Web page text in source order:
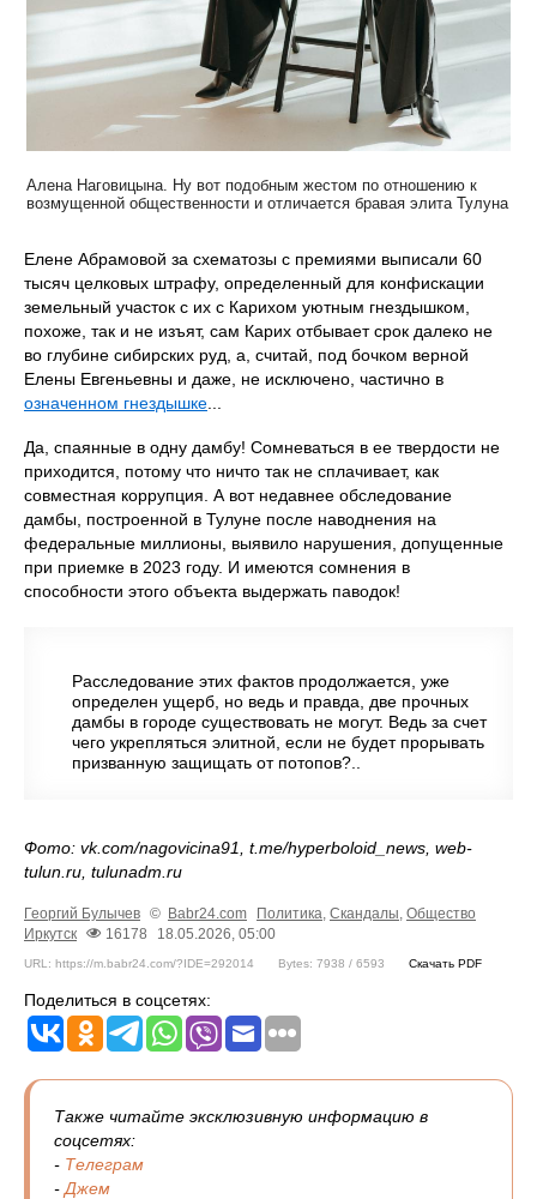
Алена Наговицына. Ну вот подобным жестом по отношению к
возмущенной общественности и отличается бравая элита Тулуна
Елене Абрамовой за схематозы с премиями выписали 60
тысяч целковых штрафу, определенный для конфискации
земельный участок с их с Карихом уютным гнездышком,
похоже, так и не изъят, сам Карих отбывает срок далеко не
во глубине сибирских руд, а, считай, под бочком верной
Елены Евгеньевны и даже, не исключено, частично в
означенном гнездышке
Да, спаянные в одну дамбу! Сомневаться в ее твердости не
приходится, потому что ничто так не сплачивает, как
совместная коррупция. А вот недавнее обследование
дамбы, построенной в Тулуне после наводнения на
федеральные миллионы, выявило нарушения, допущенные
при приемке в 2023 году. И имеются сомнения в
способности этого объекта выдержать паводок!
Расследование этих фактов продолжается, уже
определен ущерб, но ведь и правда, две прочных
дамбы в городе существовать не могут. Ведь за счет
чего укрепляться элитной, если не будет прорывать
призванную защищать от потопов?..
Фото: vk.com/nagovicina91, t.me/hyperboloid_news, web-
tulun.ru, tulunadm.ru
Георгий Булычев © Babr24.com Политика Скандалы Общество
Иркутск
16178 18.05.2026, 05:00
URL: https://m.babr24.com/?IDE=292014 Bytes: 7938 / 6593 Скачать PDF
Поделиться в соцсетях:
Также читайте эксклюзивную информацию в
соцсетях:
- Телеграм
- Джем